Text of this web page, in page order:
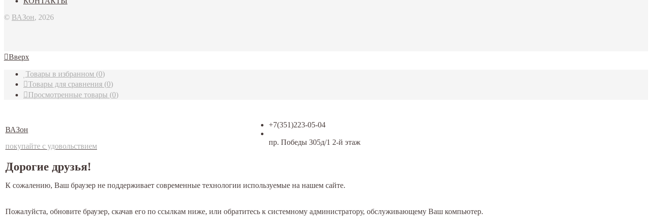
© ВАЗон, 2026
Вверх
Товары в избранном (0)
Товары для сравнения (0)
Просмотренные товары (0)
ВАЗон
покупайте с удовольствием
+7(351)223-05-04
пр. Победы 305д/1 2-й этаж
Дорогие друзья!
К сожалению, Ваш браузер не поддерживает современные технологии используемые на нашем сайте.
Пожалуйста, обновите браузер, скачав его по ссылкам ниже, или обратитесь к системному администратору, обслуживающему Ваш компьютер.